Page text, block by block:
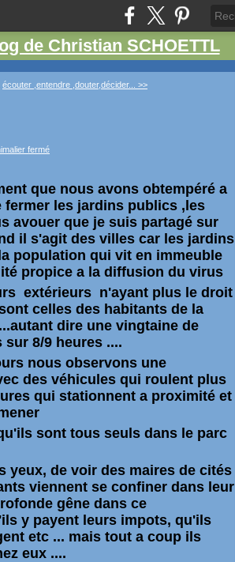
de Christian SCHOETTL
écouter ,entendre ,douter,décider... >>
que nous avons obtempéré a
fermer les jardins publics ,les
avouer que je suis partagé sur
il s'agit des villes car les jardins
population qui vit en immeuble
propice a la diffusion du virus
extérieurs n'ayant plus le droit
celles des habitants de la
dire une vingtaine de
8/9 heures ....
nous observons une
des véhicules qui roulent plus
qui stationnent a proximité et
sont tous seuls dans le parc
yeux, de voir des maires de cités
viennent se confiner dans leur
gêne dans ce
y payent leurs impots, qu'ils
etc ... mais tout a coup ils
eux ....